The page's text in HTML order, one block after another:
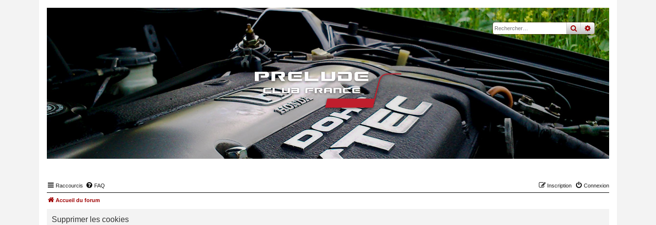
rechercher
recherche
Raccourcis FAQ Connexion
Inscription
Accueil du forum
Supprimer les cookies